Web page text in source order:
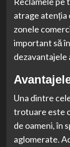
atrage atenția
zonele
important să
dezavantajele
Una dintre
trotuare este
de oameni, în
aglomerate.